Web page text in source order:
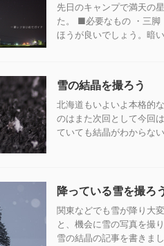
先日のキャンプで満天の
た。 ■必要なもの ・三脚
ほうが良いでしょう。暗
雪の結晶を撮ろう
北海道もいよいよ本格的
のはまた次回として今回
ていても結晶がわからな
降っている雪を撮ろ
関東などでも雪が降り大
と、機会に雪の写真を撮
雪の結晶の記事を書きま